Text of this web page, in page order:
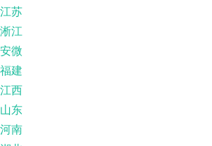
江苏
淅江
安微
福建
江西
山东
河南